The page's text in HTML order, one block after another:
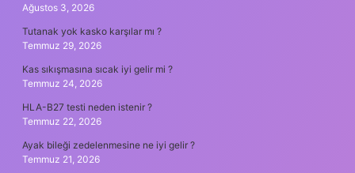
Ağustos 3, 2026
Tutanak yok kasko karşılar mı ?
Temmuz 29, 2026
Kas sıkışmasına sıcak iyi gelir mi ?
Temmuz 24, 2026
HLA-B27 testi neden istenir ?
Temmuz 22, 2026
Ayak bileği zedelenmesine ne iyi gelir ?
Temmuz 21, 2026